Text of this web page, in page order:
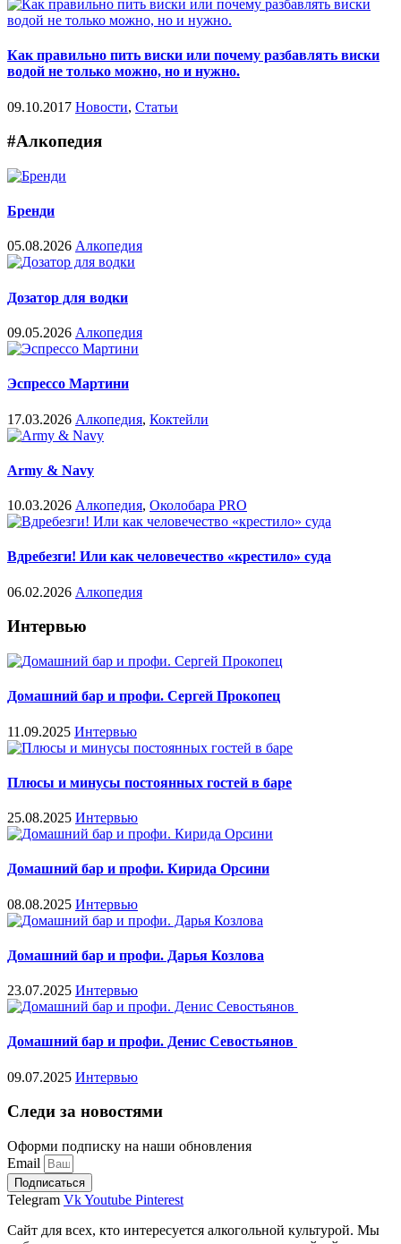
Как правильно пить виски или почему разбавлять виски
водой не только можно, но и нужно.
09.10.2017 Новости, Статьи
#Алкопедия
Бренди
05.08.2026 Алкопедия
Дозатор для водки
09.05.2026 Алкопедия
Эспрессо Мартини
17.03.2026 Алкопедия, Коктейли
Army & Navy
10.03.2026 Алкопедия, Околобара PRO
Вдребезги! Или как человечество «крестило» суда
06.02.2026 Алкопедия
Интервью
Домашний бар и профи. Сергей Прокопец
11.09.2025 Интервью
Плюсы и минусы постоянных гостей в баре
25.08.2025 Интервью
Домашний бар и профи. Кирида Орсини
08.08.2025 Интервью
Домашний бар и профи. Дарья Козлова
23.07.2025 Интервью
Домашний бар и профи. Денис Севостьянов
09.07.2025 Интервью
Следи за новостями
Оформи подписку на наши обновления
Email
Подписаться
Telegram VkYoutube Pinterest
Сайт для всех, кто интересуется алкогольной культурой. Мы